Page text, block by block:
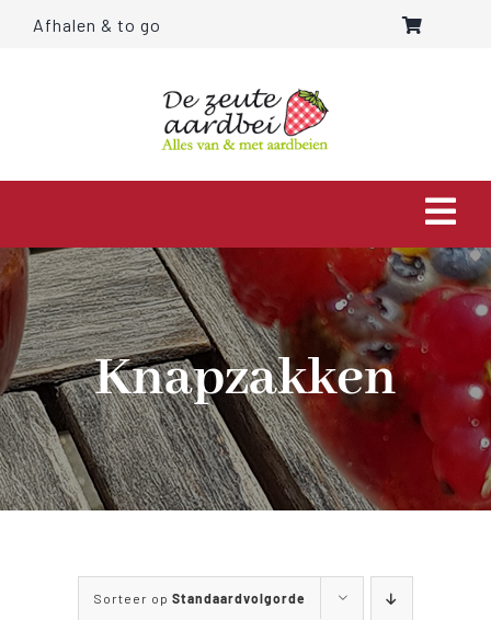
Afhalen & to go
HOME
OVER ONS
AARDBEIEN
WANDELEN & FIETSEN
Knapzakken
Sorteer op Standaardvolgorde